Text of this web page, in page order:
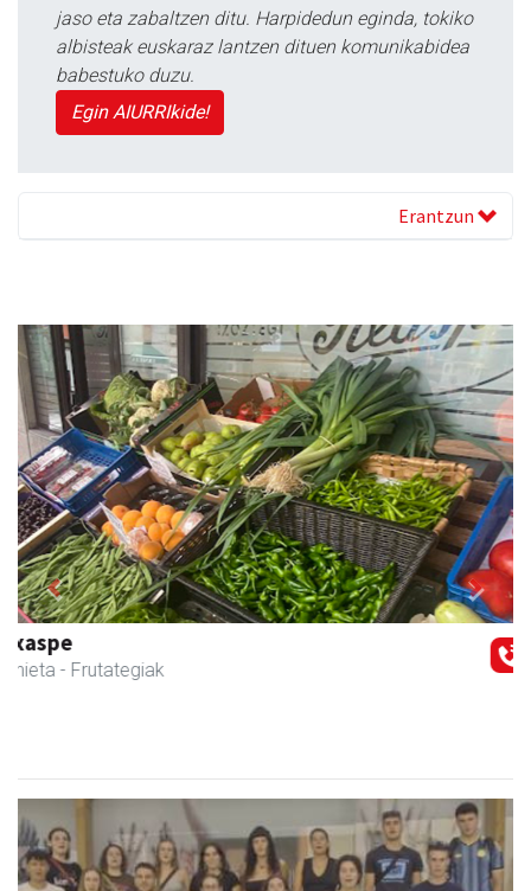
jaso eta zabaltzen ditu. Harpidedun eginda, tokiko
albisteak euskaraz lantzen dituen komunikabidea
babestuko duzu.
Egin AIURRIkide!
Erantzun
Guria
Urnieta - Jatetxeak
Previous Next